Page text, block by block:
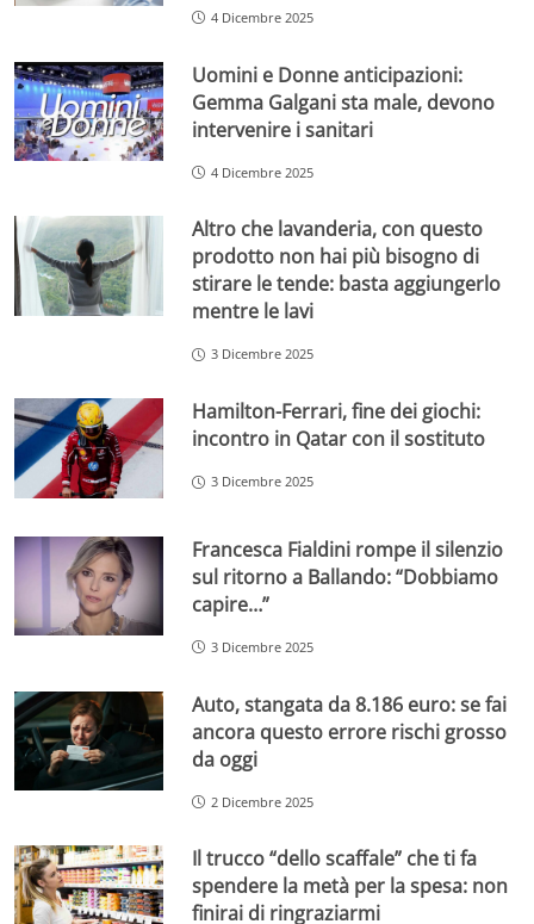
4 Dicembre 2025
Uomini e Donne anticipazioni:
Gemma Galgani sta male, devono
intervenire i sanitari
4 Dicembre 2025
Altro che lavanderia, con questo
prodotto non hai più bisogno di
stirare le tende: basta aggiungerlo
mentre le lavi
3 Dicembre 2025
Hamilton-Ferrari, fine dei giochi:
incontro in Qatar con il sostituto
3 Dicembre 2025
Francesca Fialdini rompe il silenzio
sul ritorno a Ballando: “Dobbiamo
capire…”
3 Dicembre 2025
Auto, stangata da 8.186 euro: se fai
ancora questo errore rischi grosso
da oggi
2 Dicembre 2025
Il trucco “dello scaffale” che ti fa
spendere la metà per la spesa: non
finirai di ringraziarmi